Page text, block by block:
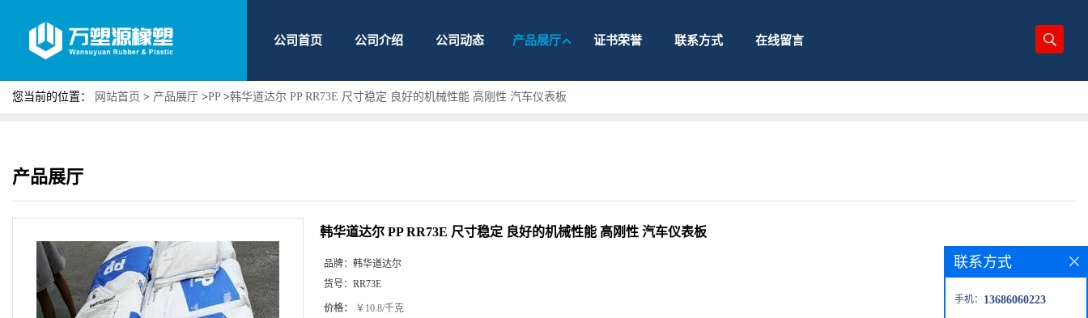
公司首页 公司介绍 公司动态 产品展厅 证书荣誉 联系方式 在线留言
您当前的位置： 网站首页 > 产品展厅 >PP >韩华道达尔 PP RR73E 尺寸稳定 良好的机械性能 高刚性 汽车仪表板
产品展厅
韩华道达尔 PP RR73E 尺寸稳定 良好的机械性能 高刚性 汽车仪表板
品牌： 韩华道达尔
货号： RR73E
价格： ￥10.8/千克
联系方式
手机： 13686060223